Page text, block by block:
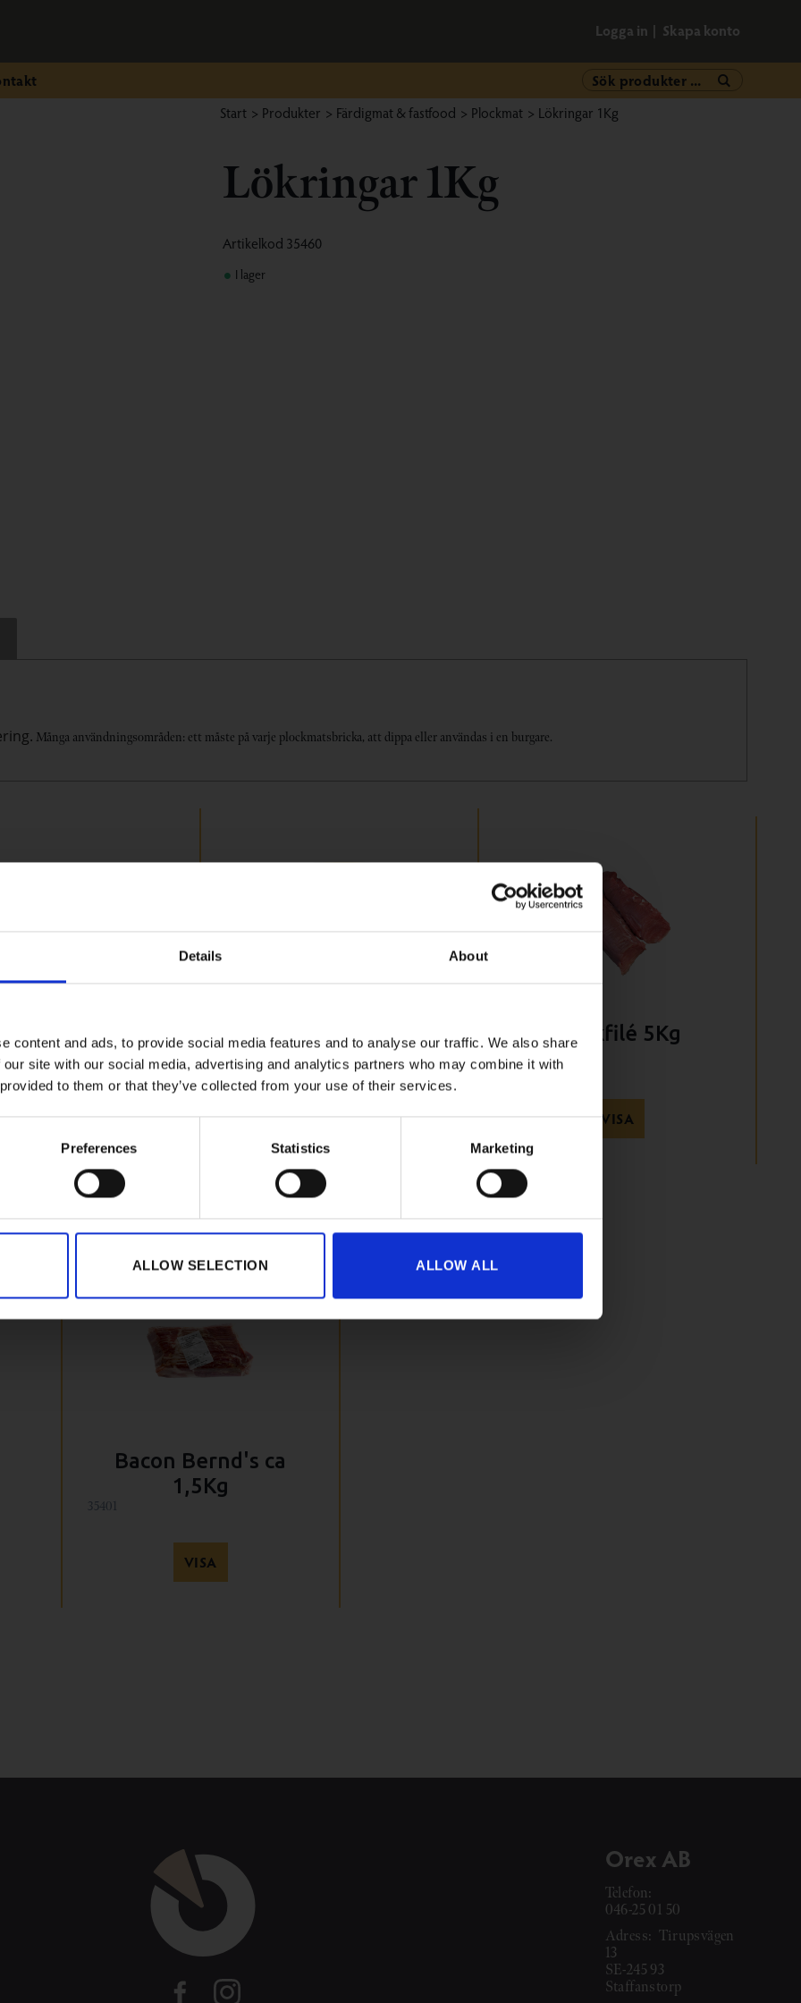
Details About
content and ads, to provide social media features and to analyse our traffic. We also share
site with our social media, advertising and analytics partners who may combine it with
to them or that they’ve collected from your use of their services.
Preferences Statistics Marketing
ALLOW SELECTION ALLOW ALL
Logga in Skapa konto
Start / Produkter / Färdigmat & fastfood / Plockmat / Lökringar 1Kg
Lökringar 1Kg
Artikelkod 35460
I lager
Många användningsområden: ett måste på varje plockmatsbricka, att dippa eller användas i en burgare.
Sticks 1Kg
VISA
3Kg
01520
Fläskfilé 5Kg
VISA
Bacon Bernd's ca
1,5Kg
35401
VISA
Orex AB
Telefon:
046-25 01 50
Adress: Tirupsvägen
13
SE-245 93
Staffanstorp
du över 20 år?
webbsida innehåller information om alkoholhaltiga drycker. För att besöka
webbplatsen behöver du vara 20 år eller äldre.
JAG ÄR UNDER 20 JAG ÄR 20 ÅR ELLER ÄLDRE